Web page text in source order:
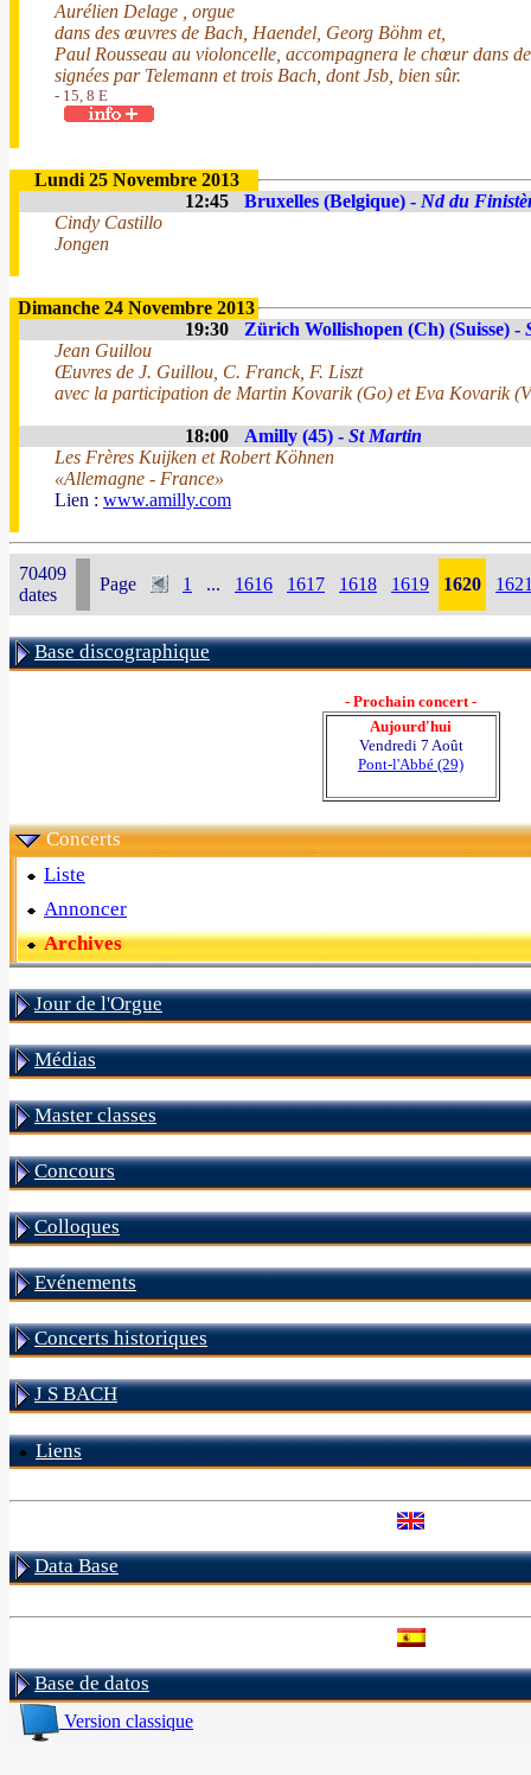
Aurélien Delage , orgue
dans des œuvres de Bach, Haendel, Georg Böhm et,
Paul Rousseau au violoncelle, accompagnera le chœur dans
signées par Telemann et trois Bach, dont Jsb, bien sûr.
- 15, 8 E
Lundi 25 Novembre 2013
12:45
Bruxelles (Belgique) - Nd du
Cindy Castillo
Jongen
Dimanche 24 Novembre 2013
19:30
Zürich Wollishopen (Ch) (Suisse) -
Jean Guillou
Œuvres de J. Guillou, C. Franck, F. Liszt
avec la participation de Martin Kovarik (Go) et Eva Kovarik
18:00 Amilly (45) - St Martin
Les Frères Kuijken et Robert Köhnen
«Allemagne - France»
Lien : www.amilly.com
70409
dates
Page 1 ... 1616 1617 1618 1619 1620
Base discographique
- Prochain concert -
Aujourd'hui
Vendredi 7 Août
Pont-l'Abbé (29)
Concerts
Liste
Annoncer
Archives
Jour de l'Orgue
Médias
Master classes
Concours
Colloques
Evénements
Concerts historiques
J S BACH
Liens
Data Base
Base de datos
Version classique